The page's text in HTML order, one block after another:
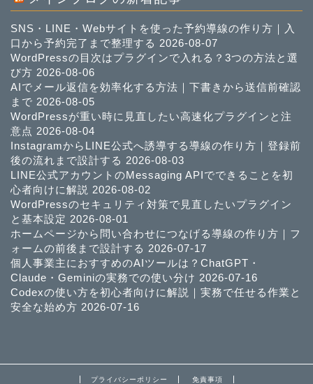
SNS・LINE・Webサイトを使った予約導線の作り方｜入
口から予約完了まで整理する 2026-08-07
WordPressの目次はプラグインで入れる？3つの方法と選
び方 2026-08-06
AIでメール返信を効率化する方法｜下書きから送信前確認
まで 2026-08-05
WordPressが重い時に見直したい高速化プラグインと注
意点 2026-08-04
InstagramからLINE公式へ誘導する導線の作り方｜登録前
後の流れまで設計する 2026-08-03
LINE公式アカウントのMessaging APIでできることを初
心者向けに解説 2026-08-02
WordPressのセキュリティ対策で見直したいプラグイン
と基本設定 2026-08-01
ホームページから問い合わせにつなげる導線の作り方｜フ
ォームの前後まで設計する 2026-07-17
個人事業主におすすめのAIツールは？ChatGPT・
Claude・Geminiの実務での使い分け 2026-07-16
Codexの使い方を初心者向けに解説｜実務で任せる作業と
安全な始め方 2026-07-16
プライバシーポリシー 免責事項